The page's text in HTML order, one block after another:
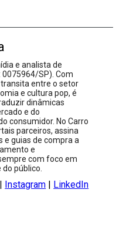
e analista de
SP). Com
entre o setor
e cultura pop, é
dinâmicas
e do
consumidor. No Carro
parceiros, assina
e guias de compra a
e
com foco em
público.
Instagram LinkedIn